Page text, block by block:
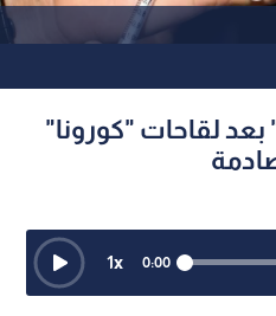
بعد لقاحات "كورونا"
0:00
1x